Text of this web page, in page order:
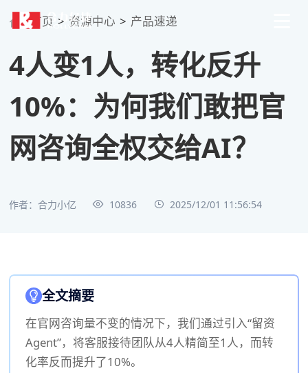
首页 > 资源中心 > 产品速递
4人变1人，转化反升
10%：为何我们敢把官
网咨询全权交给AI？
作者：合力小亿 10836 2025/12/01 11:56:54
全文摘要
在官网咨询量不变的情况下，我们通过引入“留资
Agent”，将客服接待团队从4人精简至1人，而转
化率反而提升了10%。